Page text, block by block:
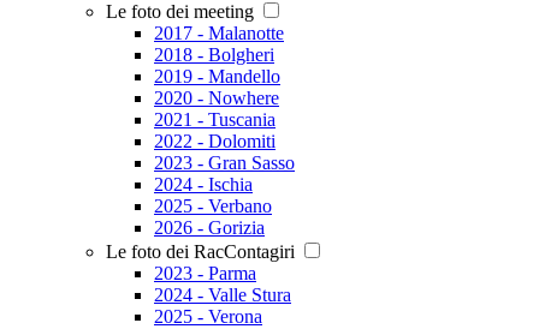
Le foto dei meeting
2017 - Malanotte
2018 - Bolgheri
2019 - Mandello
2020 - Nowhere
2021 - Tuscania
2022 - Dolomiti
2023 - Gran Sasso
2024 - Ischia
2025 - Verbano
2026 - Gorizia
Le foto dei RacContagiri
2023 - Parma
2024 - Valle Stura
2025 - Verona